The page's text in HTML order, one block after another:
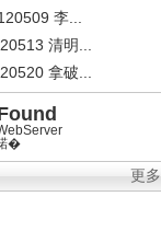
李...
清明...
拿破...
�
更多